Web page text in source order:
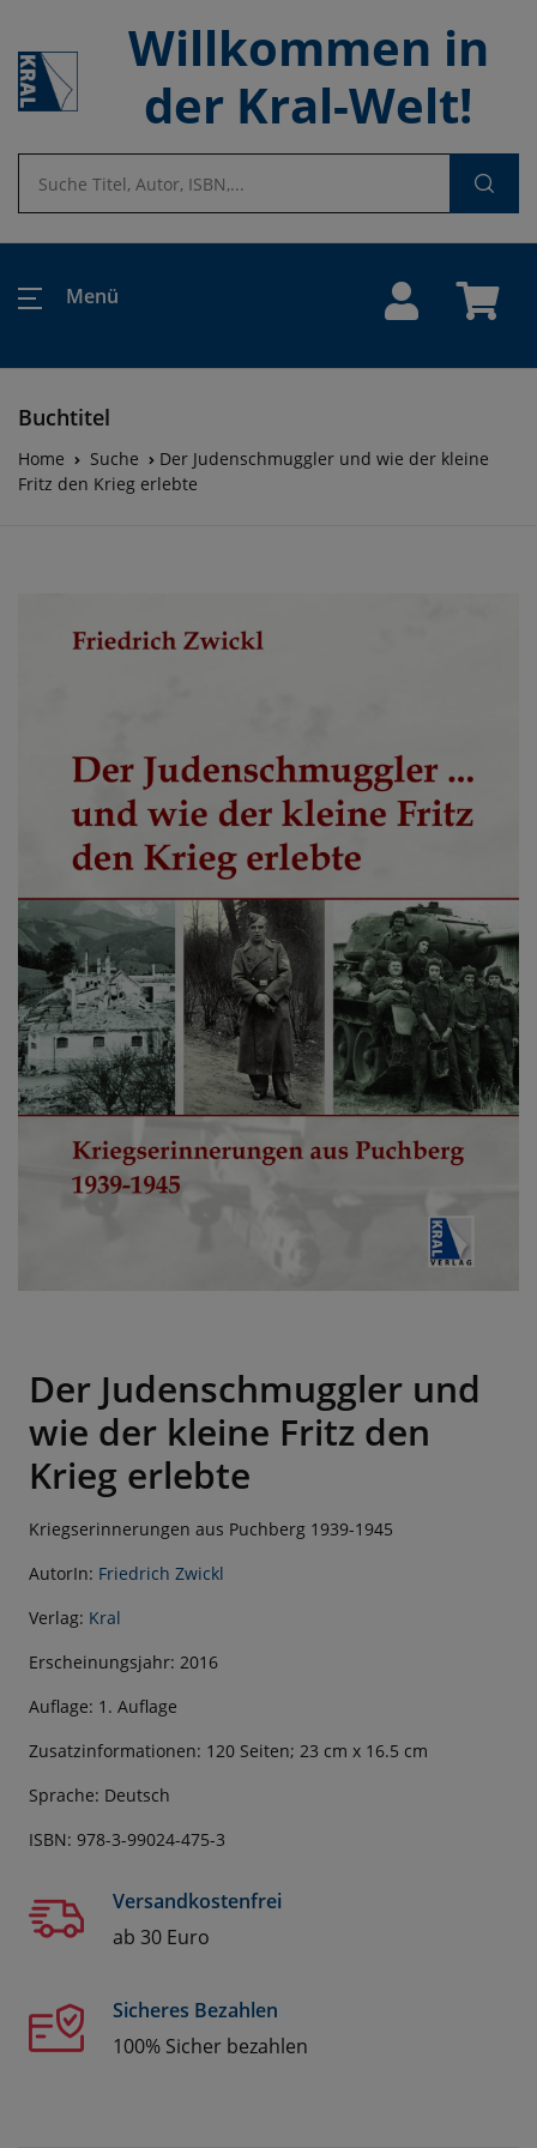
Willkommen in
der Kral-Welt!
Menü
Buchtitel
Home Suche
Der Judenschmuggler und wie der kleine
Fritz den Krieg erlebte
Der Judenschmuggler und
wie der kleine Fritz den
Krieg erlebte
Kriegserinnerungen aus Puchberg 1939-1945
AutorIn: Friedrich Zwickl
Verlag: Kral
Erscheinungsjahr: 2016
Auflage: 1. Auflage
Zusatzinformationen: 120 Seiten; 23 cm x 16.5 cm
Sprache: Deutsch
ISBN: 978-3-99024-475-3
Versandkostenfrei
ab 30 Euro
Sicheres Bezahlen
100% Sicher bezahlen